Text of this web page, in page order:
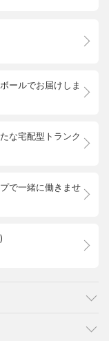
ールでお届けしま
な宅配型トランク
で一緒に働きませ